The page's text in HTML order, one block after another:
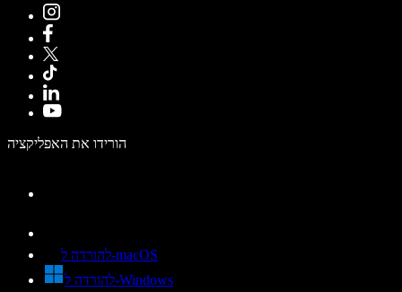
הורידו את האפליקציה
להורדה ל-macOS
להורדה ל-Windows